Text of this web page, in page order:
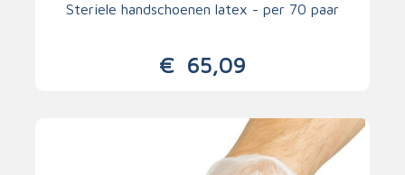
Steriele handschoenen latex - per 70 paar
€ 65,09